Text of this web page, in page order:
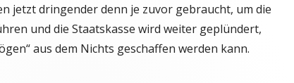
jetzt dringender denn je zuvor gebraucht, um die
und die Staatskasse wird weiter geplündert,
aus dem Nichts geschaffen werden kann.